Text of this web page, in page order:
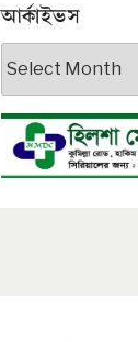
আর্কাইভস
আর্কাইভস